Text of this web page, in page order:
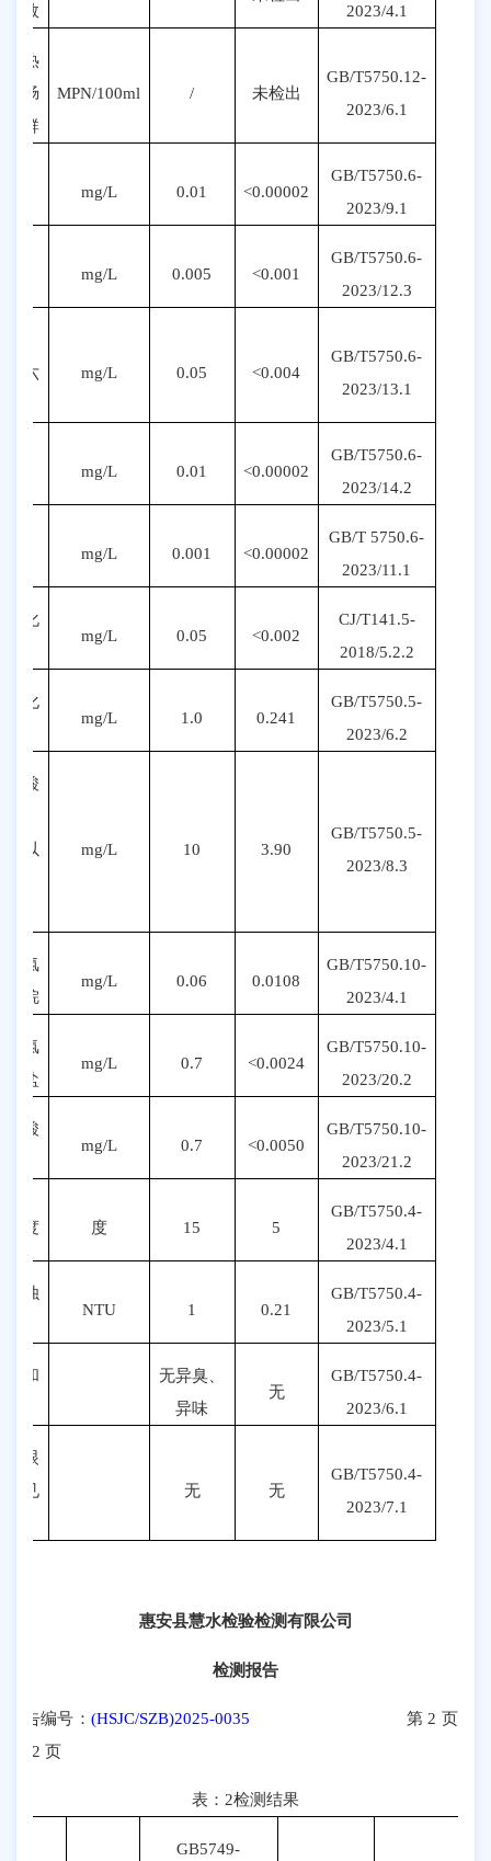
总数
2023/4.1
耐热
大肠
菌群
MPN/100ml / 未检出
GB/T5750.12-
2023/6.1
mg/L 0.01 <0.00002
GB/T5750.6-
2023/9.1
mg/L 0.005 <0.001
GB/T5750.6-
2023/12.3
(六
mg/L 0.05 <0.004
GB/T5750.6-
2023/13.1
mg/L 0.01 <0.00002
GB/T5750.6-
2023/14.2
mg/L 0.001 <0.00002
GB/T 5750.6-
2023/11 .1
氰化
mg/L 0.05 <0.002
CJ/T141.5-
2018/5.2.2
氟化
mg/L 1.0 0.241
GB/T5750.5-
2023/6.2
硝酸
(以
mg/L 10 3.90
GB/T5750.5-
2023/8.3
三氯
甲烷
mg/L 0.06 0.0108
GB/T5750.10-
2023/4.1
亚氯
酸盐
mg/L 0.7 <0.0024
GB/T5750.10-
2023/20.2
氯酸
mg/L 0.7 <0.0050
GB/T5750.10-
2023/21 .2
色度 度 15 5
GB/T5750.4-
2023/4.1
浑浊
NTU 1 0.21
GB/T5750.4-
2023/5.1
臭和
无异臭、
异味
无
GB/T5750.4-
2023/6.1
肉眼
可见
无 无
GB/T5750.4-
2023/7.1
惠安县慧水检验检测有限公司
检测报告
报告编号：(HSJC/SZB)2025-0035 第 2 页
2 页
表： 2检测结果
GB5749-